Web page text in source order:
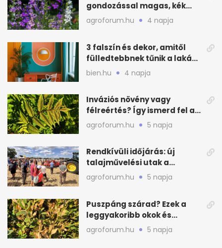
gondozással magas, kék
virágfalat ad
agroforum.hu 4 napja
3 falszín és dekor, amitől
fülledtebbnek tűnik a lakás
nyáron
bien.hu 4 napja
Inváziós növény vagy
félreértés? Így ismerd fel a
valódi kockázatot
agroforum.hu 5 napja
Rendkívüli időjárás: új
talajművelési utak a
gazdáknak
agroforum.hu 5 napja
Puszpáng szárad? Ezek a
leggyakoribb okok és
teendők
agroforum.hu 5 napja